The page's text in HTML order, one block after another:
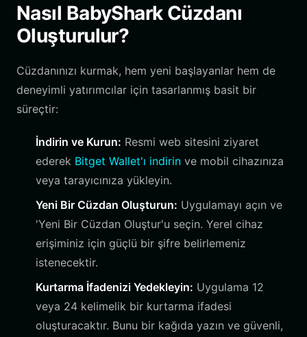
Nasıl BabyShark Cüzdanı
Oluşturulur?
Cüzdanınızı kurmak, hem yeni başlayanlar hem de
deneyimli yatırımcılar için tasarlanmış basit bir
süreçtir:
İndirin ve Kurun: Resmi web sitesini ziyaret
ederek Bitget Wallet'ı indirin ve mobil cihazınıza
veya tarayıcınıza yükleyin.
Yeni Bir Cüzdan Oluşturun: Uygulamayı açın ve
'Yeni Bir Cüzdan Oluştur'u seçin. Yerel cihaz
erişiminiz için güçlü bir şifre belirlemeniz
istenecektir.
Kurtarma İfadenizi Yedekleyin: Uygulama 12
veya 24 kelimelik bir kurtarma ifadesi
oluşturacaktır. Bunu bir kağıda yazın ve güvenli,